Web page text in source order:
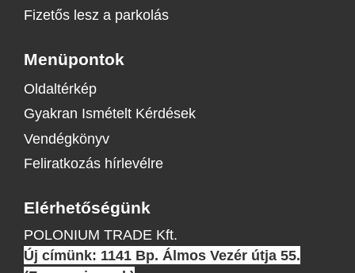
Fizetős lesz a parkolás
Menüpontok
Oldaltérkép
Gyakran Ismételt Kérdések
Vendégkönyv
Feliratkozás hírlevélre
Elérhetőségünk
POLONIUM TRADE Kft.
Új címünk: 1141 Bp. Álmos Vezér útja 55.